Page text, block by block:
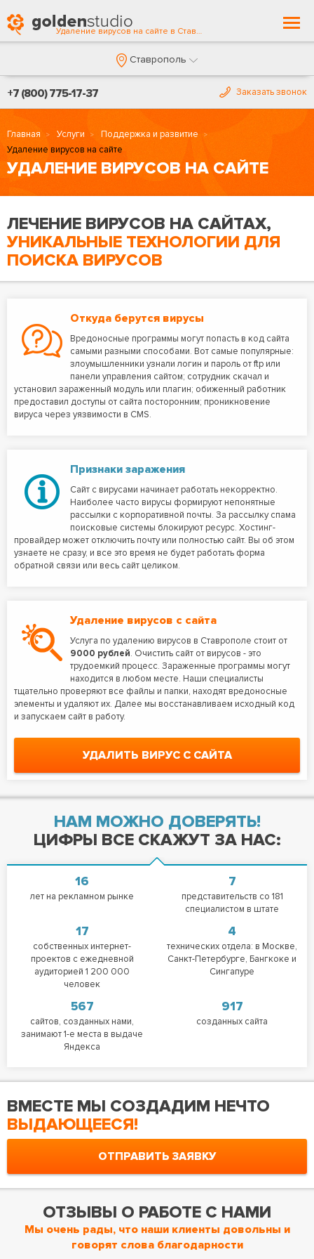
Удаление вирусов на сайте в Ставрополе
Ставрополь
+7 (800) 775-17-37 Заказать звонок
Главная Услуги
Поддержка и развитие
Удаление вирусов на сайте
УДАЛЕНИЕ ВИРУСОВ НА САЙТЕ
ЛЕЧЕНИЕ ВИРУСОВ НА САЙТАХ,
УНИКАЛЬНЫЕ ТЕХНОЛОГИИ ДЛЯ
ПОИСКА ВИРУСОВ
Откуда берутся вирусы
Вредоносные программы могут попасть в код сайта
самыми разными способами. Вот самые популярные:
злоумышленники узнали логин и пароль от ftp или
панели управления сайтом; сотрудник скачал и
установил зараженный модуль или плагин; обиженный работник
предоставил доступы от сайта посторонним; проникновение
вируса через уязвимости в CMS.
Признаки заражения
Сайт с вирусами начинает работать некорректно.
Наиболее часто вирусы формируют непонятные
рассылки с корпоративной почты. За рассылку спама
поисковые системы блокируют ресурс. Хостинг-
провайдер может отключить почту или полностью сайт. Вы об этом
узнаете не сразу, и все это время не будет работать форма
обратной связи или весь сайт целиком.
Удаление вирусов с сайта
Услуга по удалению вирусов в Ставрополе стоит от
9000 рублей. Очистить сайт от вирусов - это
трудоемкий процесс. Зараженные программы могут
находится в любом месте. Наши специалисты
тщательно проверяют все файлы и папки, находят вредоносные
элементы и удаляют их. Далее мы восстанавливаем исходный код
и запускаем сайт в работу.
УДАЛИТЬ ВИРУС С САЙТА
НАМ МОЖНО ДОВЕРЯТЬ!
ЦИФРЫ ВСЕ СКАЖУТ ЗА НАС:
16
лет на рекламном рынке
7
представительств со 181
специалистом в штате
17
собственных интернет-
проектов с ежедневной
аудиторией 1 200 000
человек
4
технических отдела: в Москве,
Санкт-Петербурге, Бангкоке и
Сингапуре
567
сайтов, созданных нами,
занимают 1-е места в выдаче
Яндекса
917
созданных сайта
ВМЕСТЕ МЫ СОЗДАДИМ НЕЧТО
ВЫДАЮЩЕЕСЯ!
ОТПРАВИТЬ ЗАЯВКУ
ОТЗЫВЫ О РАБОТЕ С НАМИ
Мы очень рады, что наши клиенты довольны и
говорят слова благодарности